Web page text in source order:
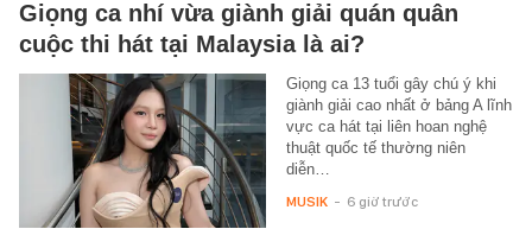
Giọng ca nhí vừa giành giải quán quân
cuộc thi hát tại Malaysia là ai?
Giọng ca 13 tuổi gây chú ý khi
giành giải cao nhất ở bảng A lĩnh
vực ca hát tại liên hoan nghệ
thuật quốc tế thường niên
diễn…
MUSIK - 6 giờ trước